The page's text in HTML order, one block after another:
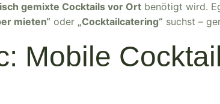
gemixte Cocktails vor Ort benötigt wird.
mieten“ oder „Cocktailcatering“ suchst –
Mobile